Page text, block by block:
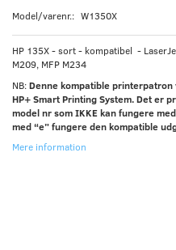
Model/varenr.: W1350X
HP 135X - sort - kompatibel -
M209, MFP M234
NB:Denne kompatible
HP+ Smart Printing System. Det er
model nr som IKKE kan fungere
med “e” fungere den kompatible
Mere information